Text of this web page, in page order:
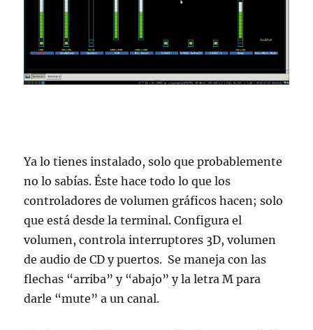
Ya lo tienes instalado, solo que probablemente
no lo sabías. Éste hace todo lo que los
controladores de volumen gráficos hacen; solo
que está desde la terminal. Configura el
volumen, controla interruptores 3D, volumen
de audio de CD y puertos. Se maneja con las
flechas “arriba” y “abajo” y la letra M para
darle “mute” a un canal.